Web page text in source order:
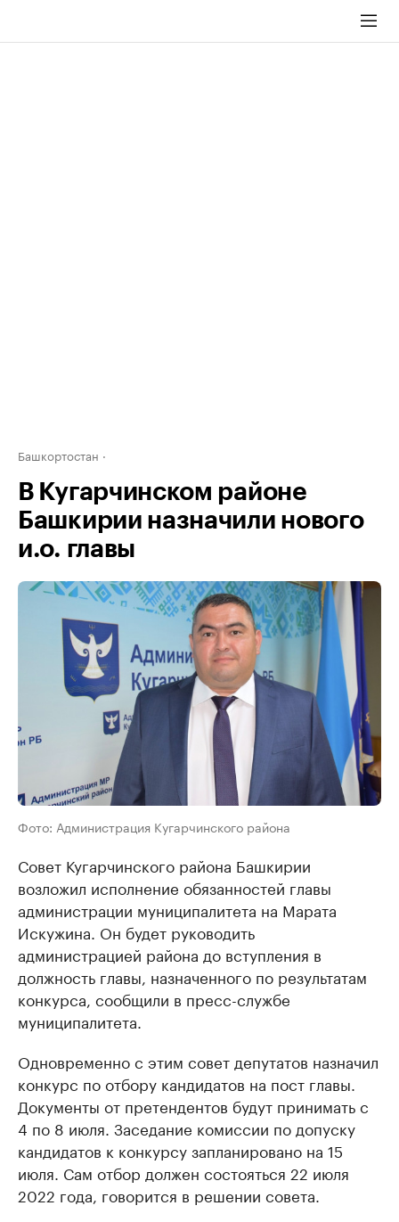
Башкортостан
В Кугарчинском районе
Башкирии назначили нового
и.о. главы
Фото: Администрация Кугарчинского района
Совет Кугарчинского района Башкирии
возложил исполнение обязанностей главы
администрации муниципалитета на Марата
Искужина. Он будет руководить
администрацией района до вступления в
должность главы, назначенного по результатам
конкурса, сообщили в пресс-службе
муниципалитета.
Одновременно с этим совет депутатов назначил
конкурс по отбору кандидатов на пост главы.
Документы от претендентов будут принимать с
4 по 8 июля. Заседание комиссии по допуску
кандидатов к конкурсу запланировано на 15
июля. Сам отбор должен состояться 22 июля
2022 года, говорится в решении совета.